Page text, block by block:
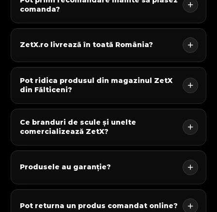
comanda?
ZetX.ro livrează în toată România?
Pot ridica produsul din magazinul ZetX
din Fălticeni?
Ce branduri de scule și unelte
comercializează ZetX?
Produsele au garanție?
Pot returna un produs comandat online?